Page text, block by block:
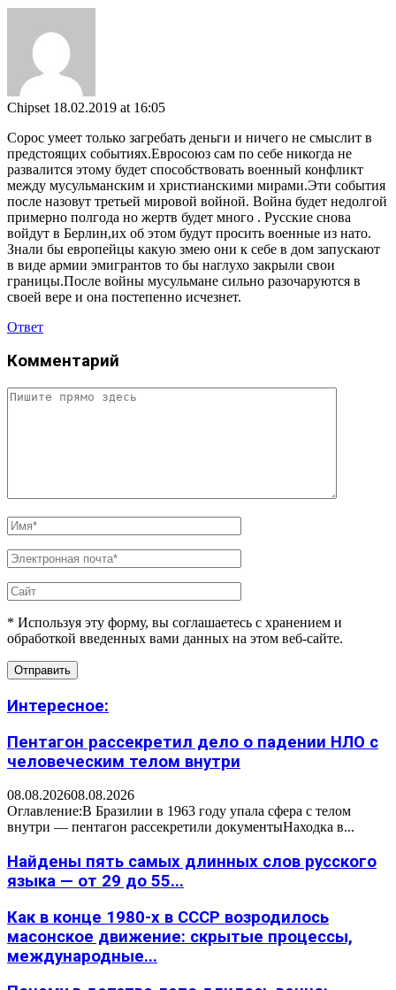
Chipset 18.02.2019 at 16:05
Сорос умеет только загребать деньги и ничего не смыслит в
предстоящих событиях.Евросоюз сам по себе никогда не
развалится этому будет способствовать военный конфликт
между мусульманским и христианскими мирами.Эти события
после назовут третьей мировой войной. Война будет недолгой
примерно полгода но жертв будет много . Русские снова
войдут в Берлин,их об этом будут просить военные из нато.
Знали бы европейцы какую змею они к себе в дом запускают
в виде армии эмигрантов то бы наглухо закрыли свои
границы.После войны мусульмане сильно разочаруются в
своей вере и она постепенно исчезнет.
Ответ
Комментарий
* Используя эту форму, вы соглашаетесь с хранением и
обработкой введенных вами данных на этом веб-сайте.
Интересное:
Пентагон рассекретил дело о падении НЛО с
человеческим телом внутри
08.08.202608.08.2026
Оглавление:В Бразилии в 1963 году упала сфера с телом
внутри — пентагон рассекретили документыНаходка в...
Найдены пять самых длинных слов русского
языка — от 29 до 55...
Как в конце 1980-х в СССР возродилось
масонское движение: скрытые процессы,
международные...